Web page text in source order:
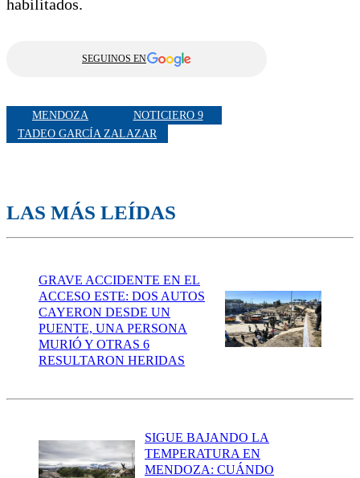
habilitados.
SEGUINOS EN
MENDOZA
NOTICIERO 9
TADEO GARCÍA ZALAZAR
LAS MÁS LEÍDAS
GRAVE ACCIDENTE EN EL
ACCESO ESTE: DOS AUTOS
CAYERON DESDE UN
PUENTE, UNA PERSONA
MURIÓ Y OTRAS 6
RESULTARON HERIDAS
SIGUE BAJANDO LA
TEMPERATURA EN
MENDOZA: CUÁNDO